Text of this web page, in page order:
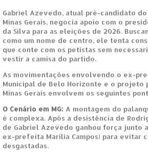
Gabriel Azevedo, atual pré-candidato
Minas Gerais, negocia apoio com o
da Silva para as eleições de 2026.
como um nome de centro, ele tenta
que conte com os petistas sem
vestir a camisa do partido.
As movimentações envolvendo o ex-
Municipal de Belo Horizonte e o projeto
Minas Gerais envolvem os seguintes
O Cenário em MG: A montagem do
é complexa. Após a desistência de
de Gabriel Azevedo ganhou força junto
ex-prefeita Marília Campos) para evitar
desgastadas.